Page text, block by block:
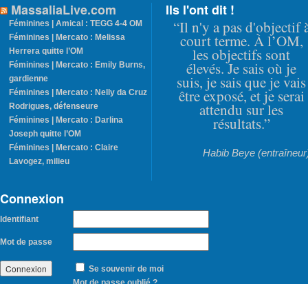
MassaliaLive.com
Féminines | Amical : TEGG 4-4 OM
Féminines | Mercato : Melissa
Herrera quitte l’OM
Féminines | Mercato : Emily Burns,
gardienne
Féminines | Mercato : Nelly da Cruz
Rodrigues, défenseure
Féminines | Mercato : Darlina
Joseph quitte l’OM
Féminines | Mercato : Claire
Lavogez, milieu
Ils l'ont dit !
“Il n'y a pas d'objectif
court terme. À l’OM,
les objectifs sont
élevés. Je sais où je
suis, je sais que je vais
être exposé, et je serai
attendu sur les
résultats.”
Habib Beye
Connexion
Identifiant
Mot de passe
Se souvenir de moi